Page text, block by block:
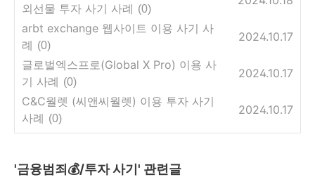
외선물 투자 사기 사례 (0)
arbt exchange 웹사이트 이용 사기 사
례 (0)
2024.10.17
글로벌엑스프로(Global X Pro) 이용 사
기 사례 (0)
2024.10.17
C&C월렛 (씨앤씨월렛) 이용 투자 사기
사례 (0)
2024.10.17
'금융범죄💰/투자 사기' 관련글